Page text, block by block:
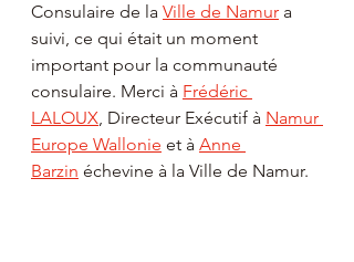
Consulaire de la Ville de Namur a
suivi, ce qui était un moment
important pour la communauté
consulaire. Merci à Frédéric
LALOUX, Directeur Exécutif à Namur
Europe Wallonie et à Anne
Barzin échevine à la Ville de Namur.